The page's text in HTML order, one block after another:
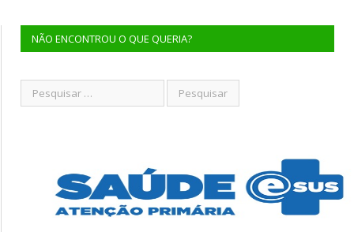
NÃO ENCONTROU O QUE QUERIA?